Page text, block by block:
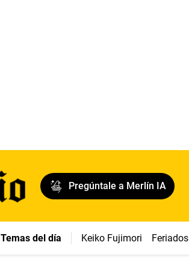
Pregúntale a Merlín IA
Temas del día Keiko Fujimori Feriados